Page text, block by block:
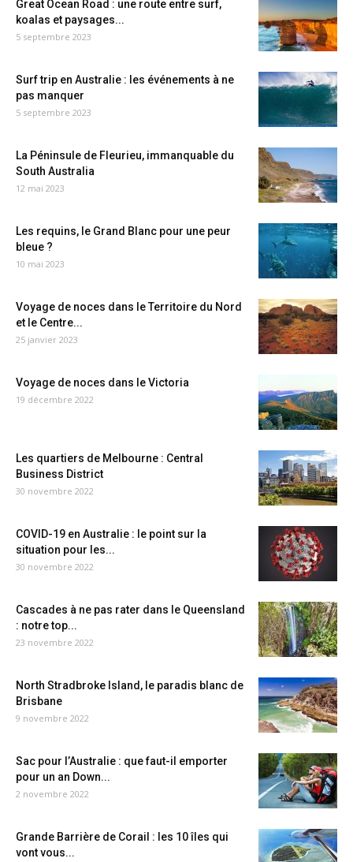
Great Ocean Road : une route entre surf,
koalas et paysages...
5 septembre 2023
Surf trip en Australie : les événements à ne
pas manquer
5 septembre 2023
La Péninsule de Fleurieu, immanquable du
South Australia
12 mai 2023
Les requins, le Grand Blanc pour une peur
bleue ?
10 mai 2023
Voyage de noces dans le Territoire du Nord
et le Centre...
25 janvier 2023
Voyage de noces dans le Victoria
19 décembre 2022
Les quartiers de Melbourne : Central
Business District
30 novembre 2022
COVID-19 en Australie : le point sur la
situation pour les...
30 novembre 2022
Cascades à ne pas rater dans le Queensland
: notre top...
23 novembre 2022
North Stradbroke Island, le paradis blanc de
Brisbane
9 novembre 2022
Sac pour l’Australie : que faut-il emporter
pour un an Down...
2 novembre 2022
Grande Barrière de Corail : les 10 îles qui
vont vous...